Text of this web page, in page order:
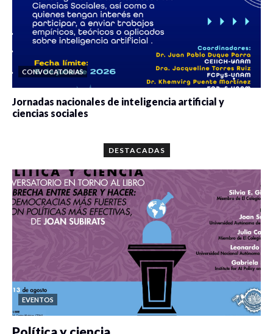
CONVOCATORIAS
Jornadas nacionales de inteligencia artificial y
ciencias sociales
DESTACADAS
EVENTOS